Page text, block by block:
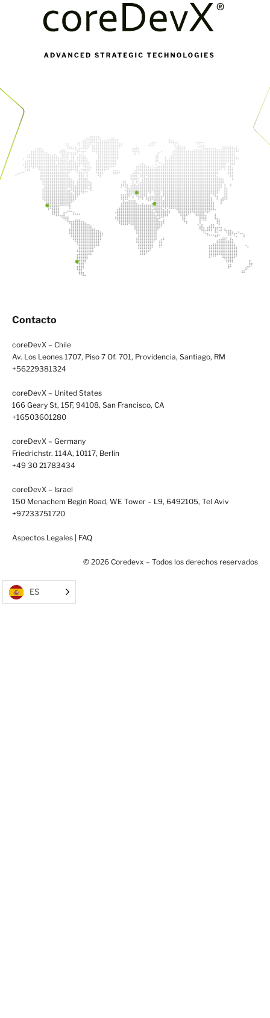
Contacto
coreDevX – Chile
Av. Los Leones 1707, Piso 7 Of. 701, Providencia, Santiago, RM
+56229381324
coreDevX – United States
166 Geary St, 15F, 94108, San Francisco, CA
+16503601280
coreDevX – Germany
Friedrichstr. 114A, 10117, Berlin
+49 30 21783434
coreDevX – Israel
150 Menachem Begin Road, WE Tower – L9, 6492105, Tel Aviv
+97233751720
Aspectos Legales | FAQ
© 2026 Coredevx – Todos los derechos reservados
ES